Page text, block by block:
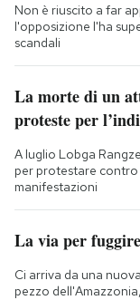
Non è riuscito a far
l'opposizione l'ha
scandali
La morte di un
proteste per
A luglio Lobga
per protestare
manifestazioni
La via per
Ci arriva da una
pezzo